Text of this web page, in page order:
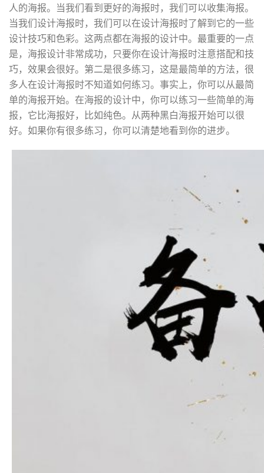
人的海报。当我们看到更好的海报时，我们可以收集海报。
当我们设计海报时，我们可以在设计海报时了解到它的一些
设计技巧和色彩。这两点都在海报的设计中。最重要的一点
是，海报设计非常成功，只要你在设计海报时注意搭配和技
巧，效果会很好。第二是很多练习，这是最简单的方法，很
多人在设计海报时不知道如何练习。事实上，你可以从最简
单的海报开始。在海报的设计中，你可以练习一些简单的海
报，它比海报好，比如纯色。从两种黑白海报开始可以很
好。如果你有很多练习，你可以清楚地看到你的进步。